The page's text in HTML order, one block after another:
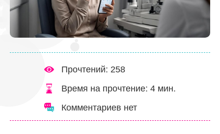
Прочтений: 258
Время на прочтение: 4 мин.
Комментариев нет